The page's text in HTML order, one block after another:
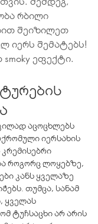
რბილი
შეიზილეთ
იერს შემატებს!
ეფექტი.
აცოცხლებს
იერსახის
როგორც ლოყებზე,
კანს ყველაზე
თუმცა, სანამ
ყველას
ტუჩსაცხი არ არის